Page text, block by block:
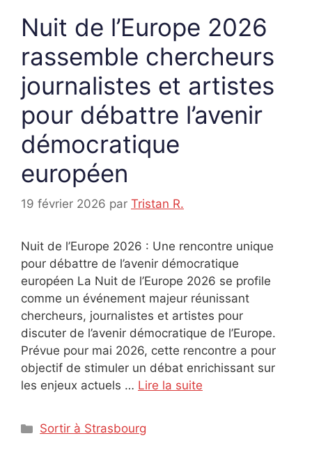
Nuit de l’Europe 2026
rassemble chercheurs
journalistes et artistes
pour débattre l’avenir
démocratique
européen
19 février 2026 par Tristan R.
Nuit de l’Europe 2026 : Une rencontre unique
pour débattre de l’avenir démocratique
européen La Nuit de l’Europe 2026 se profile
comme un événement majeur réunissant
chercheurs, journalistes et artistes pour
discuter de l’avenir démocratique de l’Europe.
Prévue pour mai 2026, cette rencontre a pour
objectif de stimuler un débat enrichissant sur
les enjeux actuels … Lire la suite
Catégories
Sortir à Strasbourg